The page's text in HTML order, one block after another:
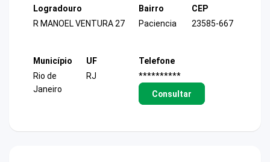
Logradouro
R MANOEL VENTURA 27
Bairro
Paciencia
CEP
23585-667
Município
Rio de
Janeiro
UF
RJ
Telefone
**********
Consultar